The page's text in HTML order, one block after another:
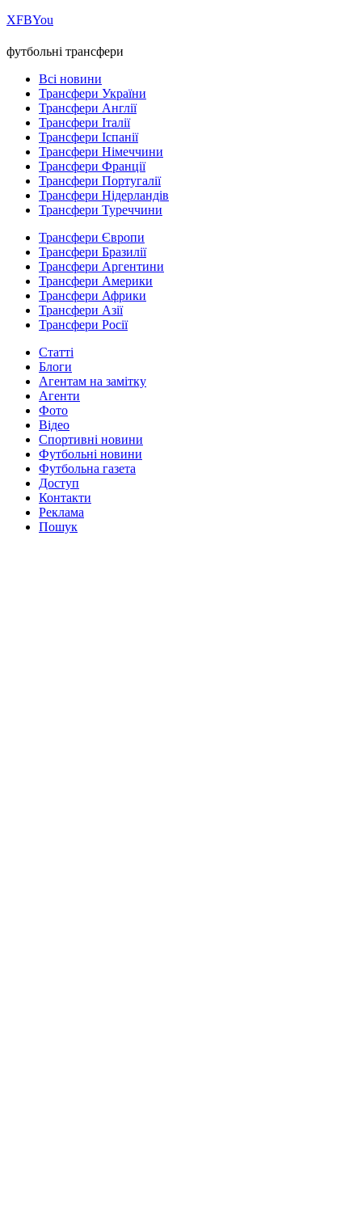
ХFBYou
футбольні трансфери
Всі новини
Трансфери України
Трансфери Англії
Трансфери Італії
Трансфери Іспанії
Трансфери Німеччини
Трансфери Франції
Трансфери Португалії
Трансфери Нідерландів
Трансфери Туреччини
Трансфери Європи
Трансфери Бразилії
Трансфери Аргентини
Трансфери Америки
Трансфери Африки
Трансфери Азії
Трансфери Росії
Статті
Блоги
Агентам на замітку
Агенти
Фото
Відео
Спортивні новини
Футбольні новини
Футбольна газета
Доступ
Контакти
Реклама
Пошук